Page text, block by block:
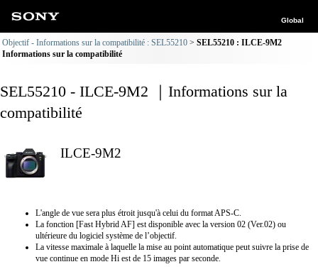
Global
Objectif - Informations sur la compatibilité : SEL55210
SEL55210 : ILCE-9M2
Informations sur la compatibilité
SEL55210 - ILCE-9M2 ｜Informations sur la
compatibilité
ILCE-9M2
L'angle de vue sera plus étroit jusqu'à celui du format APS-C.
La fonction [Fast Hybrid AF] est disponible avec la version 02 (Ver.02) ou
ultérieure du logiciel système de l’objectif.
La vitesse maximale à laquelle la mise au point automatique peut suivre la prise de
vue continue en mode Hi est de 15 images par seconde.